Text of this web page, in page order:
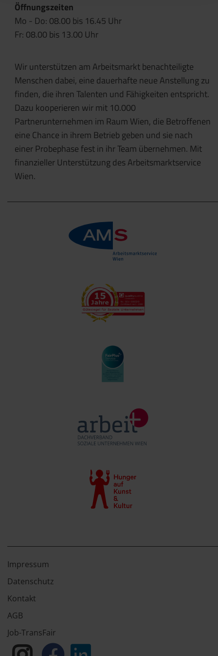
Öffnungszeiten
Mo - Do: 08.00 bis 16.45 Uhr
Fr: 08.00 bis 13.00 Uhr
Wir unterstützen am Arbeitsmarkt benachteiligte
Menschen dabei, eine dauerhafte neue Anstellung zu
finden, die ihren Talenten und Fähigkeiten entspricht.
Dazu kooperieren wir mit 10.000
Partnerunternehmen im Raum Wien, die Betroffenen
eine Chance in ihrem Betrieb geben und sie nach
einer Probephase fest in ihr Team übernehmen. Mit
finanzieller Unterstützung des Arbeitsmarktservice
Wien.
Impressum
Datenschutz
Kontakt
AGB
Job-TransFair